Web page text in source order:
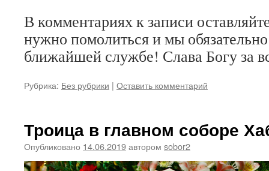
В комментариях к записи
нужно помолиться и мы
ближайшей службе! Слава Богу за
Рубрика: Без рубрики | Оставить комментарий
Троица в главном соборе
Опубликовано 14.06.2019автором sobor2